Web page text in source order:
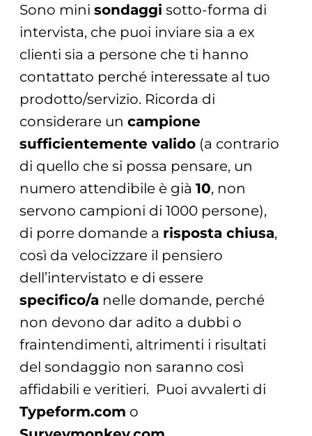
Sono mini sondaggi sotto-forma di
intervista, che puoi inviare sia a ex
clienti sia a persone che ti hanno
contattato perché interessate al tuo
prodotto/servizio. Ricorda di
considerare un campione
sufficientemente valido(a contrario
di quello che si possa pensare, un
numero attendibile è già 10, non
servono campioni di 1000 persone),
di porre domande a risposta chiusa,
così da velocizzare il pensiero
dell’intervistato e di essere
specifico/a nelle domande, perché
non devono dar adito a dubbi o
fraintendimenti, altrimenti i risultati
del sondaggio non saranno così
affidabili e veritieri. Puoi avvalerti di
Typeform.com o